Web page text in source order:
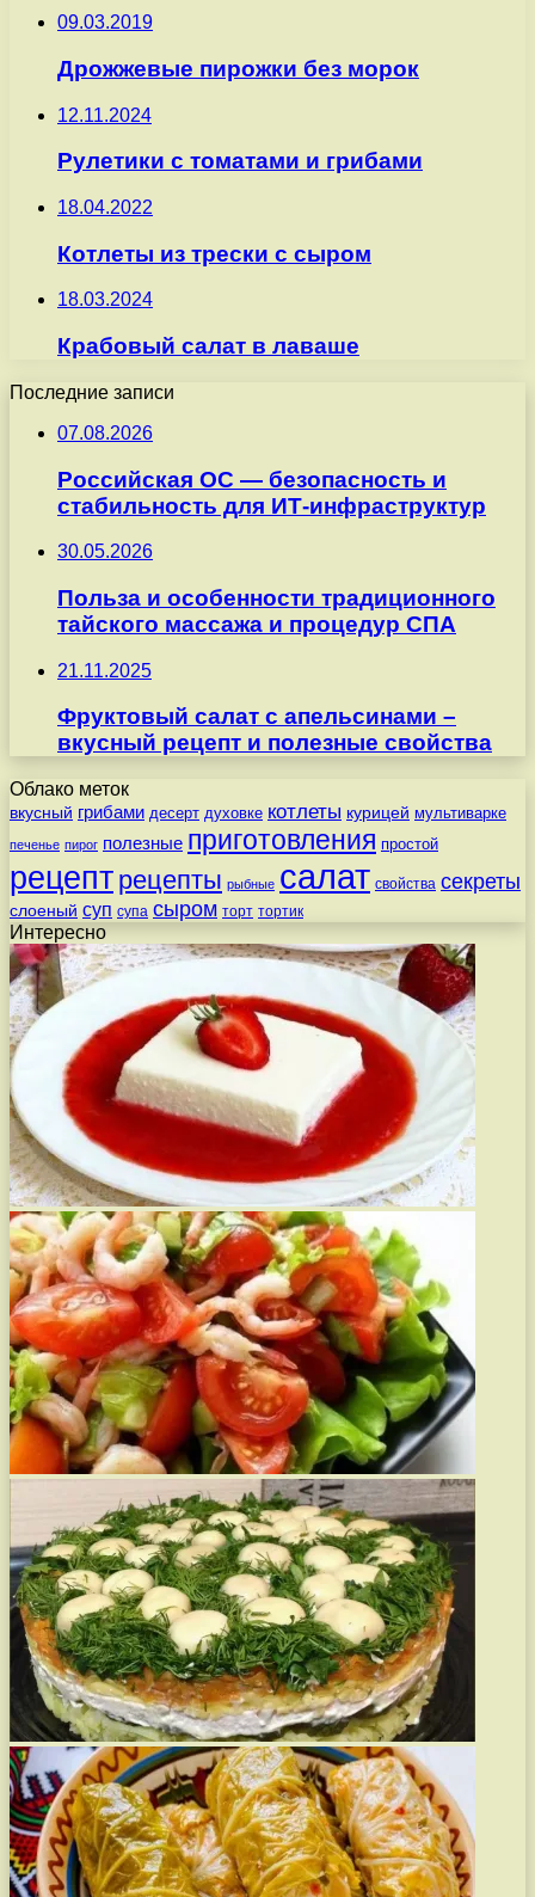
09.03.2019
Дрожжевые пирожки без морок
12.11.2024
Рулетики с томатами и грибами
18.04.2022
Котлеты из трески с сыром
18.03.2024
Крабовый салат в лаваше
Последние записи
07.08.2026
Российская ОС — безопасность и
стабильность для ИТ-инфраструктур
30.05.2026
Польза и особенности традиционного
тайского массажа и процедур СПА
21.11.2025
Фруктовый салат с апельсинами –
вкусный рецепт и полезные свойства
Облако меток
вкусный грибами десерт духовке котлеты курицей мультиварке
печенье пирог полезные приготовления простой
рецепт рецепты рыбные салат свойства секреты
слоеный суп супа сыром торт тортик
Интересно